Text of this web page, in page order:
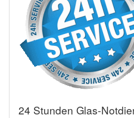
24 Stunden Glas-